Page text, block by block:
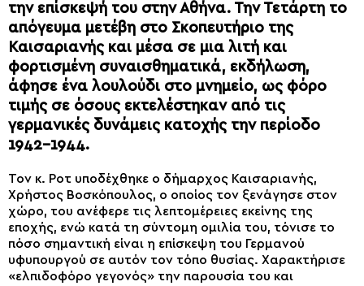
την επίσκεψή του στην Αθήνα. Την Τετάρτη το
απόγευμα μετέβη στο Σκοπευτήριο της
Καισαριανής και μέσα σε μια λιτή και
φορτισμένη συναισθηματικά, εκδήλωση,
άφησε ένα λουλούδι στο μνημείο, ως φόρο
τιμής σε όσους εκτελέστηκαν από τις
γερμανικές δυνάμεις κατοχής την περίοδο
1942-1944.
Τον κ. Ροτ υποδέχθηκε ο δήμαρχος Καισαριανής,
Χρήστος Βοσκόπουλος, ο οποίος τον ξενάγησε στον
χώρο, του ανέφερε τις λεπτομέρειες εκείνης της
εποχής, ενώ κατά τη σύντομη ομιλία του, τόνισε το
πόσο σημαντική είναι η επίσκεψη του Γερμανού
υφυπουργού σε αυτόν τον τόπο θυσίας. Χαρακτήρισε
«ελπιδοφόρο γεγονός» την παρουσία του και